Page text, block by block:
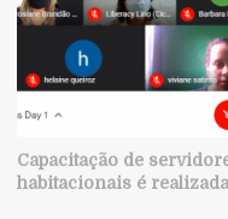
Capacitação de
habitacionais é